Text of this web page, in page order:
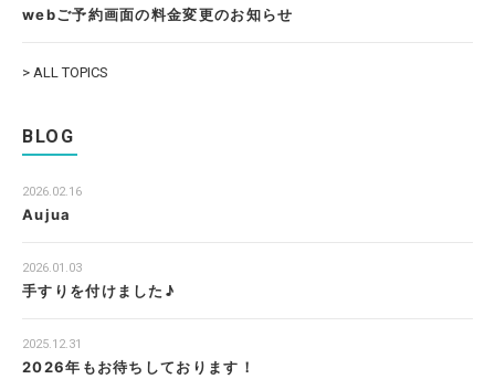
webご予約画面の料金変更のお知らせ
> ALL TOPICS
BLOG
2026.02.16
Aujua
2026.01.03
手すりを付けました♪
2025.12.31
2026年もお待ちしております！